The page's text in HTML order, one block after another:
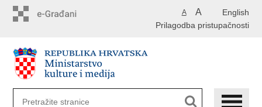
English
A A
Prilagodba pristupačnosti